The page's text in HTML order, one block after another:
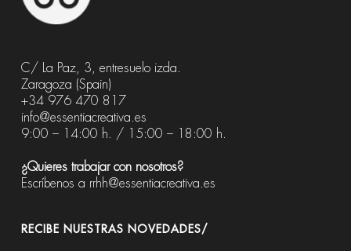
C/ La Paz, 3, entresuelo izda.
Zaragoza (Spain)
+34 976 470 817
info@essentiacreativa.es
9:00 – 14:00 h. / 15:00 – 18:00 h.
¿Quieres trabajar con nosotros?
Escríbenos a rrhh@essentiacreativa.es
RECIBE NUESTRAS NOVEDADES/